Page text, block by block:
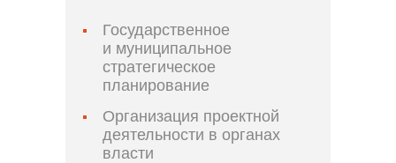
Государственное
и муниципальное
стратегическое
планирование
Организация проектной
деятельности в органах
власти